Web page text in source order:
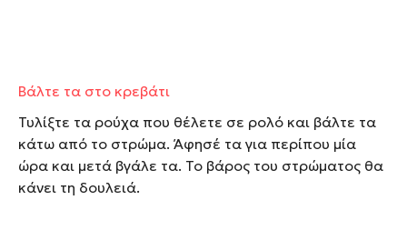
Βάλτε τα στο κρεβάτι
Τυλίξτε τα ρούχα που θέλετε σε ρολό και βάλτε τα
κάτω από το στρώμα. Άφησέ τα για περίπου μία
ώρα και μετά βγάλε τα. Το βάρος του στρώματος θα
κάνει τη δουλειά.